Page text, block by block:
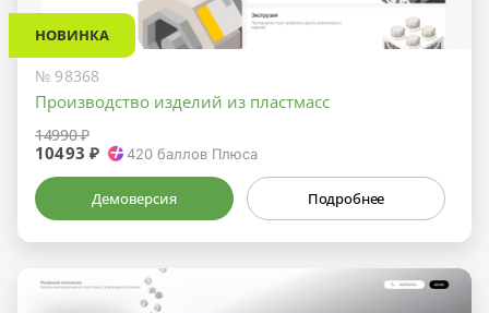
НОВИНКА
№ 98368
Производство изделий из пластмасс
14990 ₽
10493 ₽ 420 баллов Плюса
Демоверсия Подробнее